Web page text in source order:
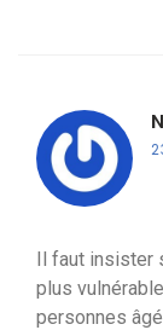
Il faut insister
plus
personnes